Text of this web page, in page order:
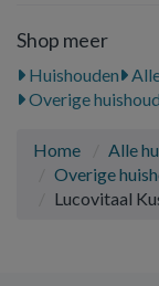
Shop meer
Huishouden
Overige
Home
Alle
Overige
Lucovitaal